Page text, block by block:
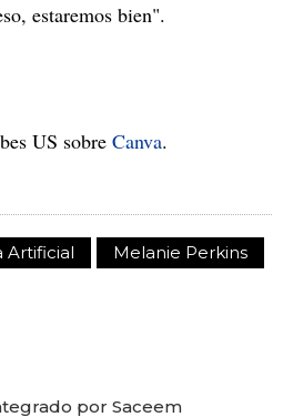
estaremos bien".
US sobre Canva.
Artificial Melanie Perkins
por Saceem